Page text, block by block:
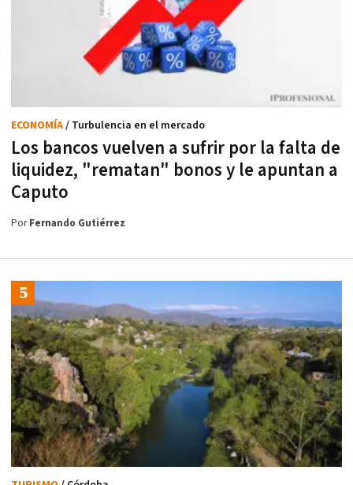
Los bancos vuelven a sufrir por la falta de
liquidez, "rematan" bonos y le apuntan a
Caputo
ECONOMÍA/ Turbulencia en el mercado
PorFernando Gutiérrez